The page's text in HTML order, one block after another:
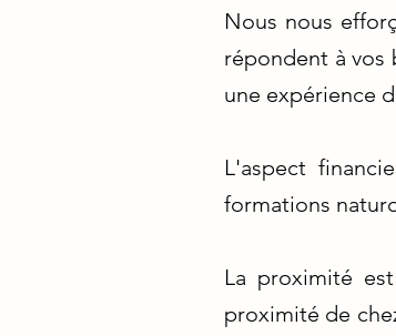
Nous nous
répondent à vos
une expérience
L'aspect
formations
La proximité
proximité de